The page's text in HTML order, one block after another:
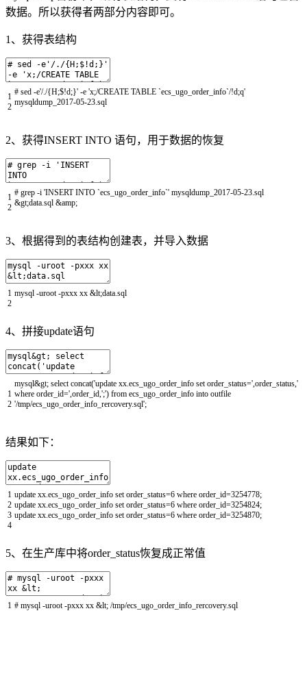
数据。所以获得者两部分内容即可。
1、获得表结构
1
2
# sed -e'/./{H;$!d;}' -e 'x;/CREATE TABLE `ecs_ugo_order_info`/!d;q'
mysqldump_2017-05-23.sql
2、获得INSERT INTO 语句，用于数据的恢复
1
2
# grep -i 'INSERT INTO `ecs_ugo_order_info`' mysqldump_2017-05-23.sql
&gt;data.sql &amp;
3、根据得到的表结构创建表，并导入数据
1
2
mysql -uroot -pxxx xx &lt;data sql
4、拼接update语句
1
2
mysql&gt; select concat('update xx.ecs_ugo_order_info set order_status=' order_status '
where order_id=' order_id ';') from ecs_ugo_order_info into outfile
'/tmp/ecs_ugo_order_info_rercovery.sql';
结果如下：
1
2
3
4
update xx ecs_ugo_order_info set order_status=6 where order_id=3254778;
update xx ecs_ugo_order_info set order_status=6 where order_id=3254824;
update xx ecs_ugo_order_info set order_status=6 where order_id=3254870;
5、在生产库中将order_status恢复成正常值
1 # mysql -uroot -pxxx xx &lt; /tmp/ecs_ugo_order_info_rercovery.sql